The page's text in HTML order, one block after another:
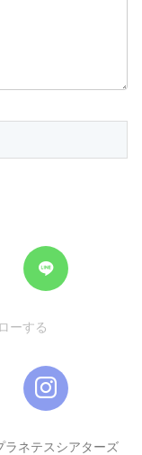
ーする
ラネテスシアターズ